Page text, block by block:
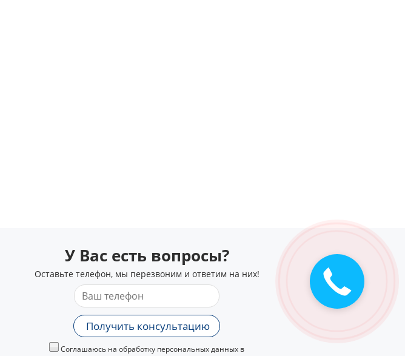
У Вас есть вопросы?
Оставьте телефон, мы перезвоним и ответим на них!
Получить консультацию
Соглашаюсь на обработку персональных данных в